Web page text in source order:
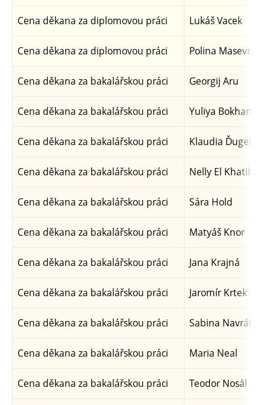
Cena děkana za diplomovou práci Lukáš Vacek
Cena děkana za diplomovou práci Polina Masevnina
Cena děkana za bakalářskou práci Georgij Aru
Cena děkana za bakalářskou práci Yuliya Bokhan
Cena děkana za bakalářskou práci Klaudia Ďugelová
Cena děkana za bakalářskou práci Nelly El Khatib
Cena děkana za bakalářskou práci Sára Hold
Cena děkana za bakalářskou práci Matyáš Knor
Cena děkana za bakalářskou práci Jana Krajná
Cena děkana za bakalářskou práci Jaromír Krtek
Cena děkana za bakalářskou práci Sabina
Cena děkana za bakalářskou práci Maria Neal
Cena děkana za bakalářskou práci Teodor Nosál